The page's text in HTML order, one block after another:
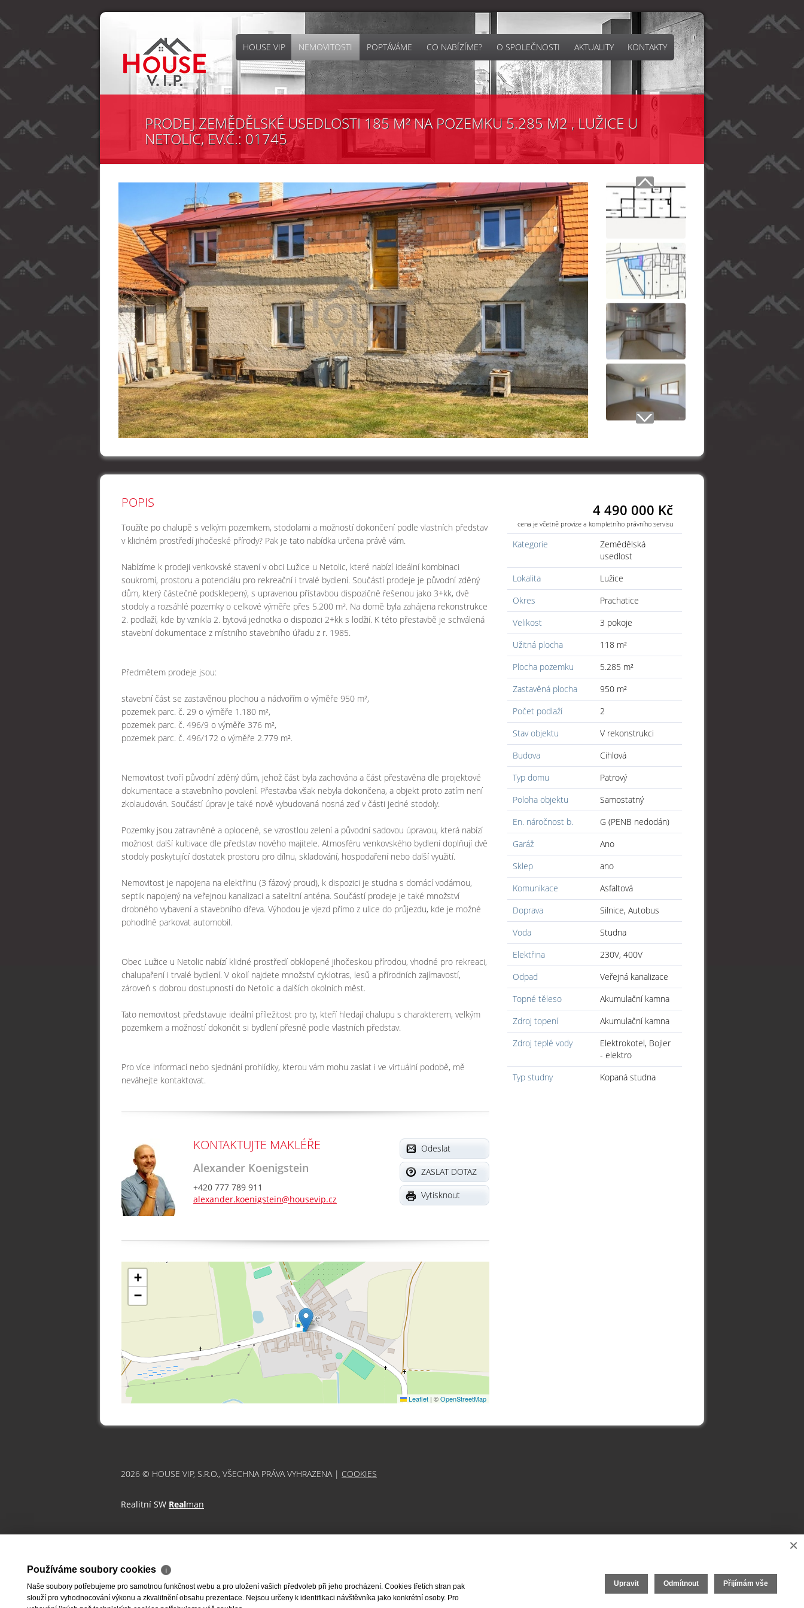
HOUSE VIP NEMOVITOSTI POPTÁVÁME CO NABÍZÍME? O SPOLEČNOSTI AKTUALITY KONTAKTY
PRODEJ ZEMĚDĚLSKÉ USEDLOSTI 185 M² NA POZEMKU 5.285 M2 , LUŽICE U
NETOLIC, EV.Č.: 01745
POPIS
Toužíte po chalupě s velkým pozemkem, stodolami a možností dokončení podle vlastních představ
v klidném prostředí jihočeské přírody? Pak je tato nabídka určena právě vám.
Nabízíme k prodeji venkovské stavení v obci Lužice u Netolic, které nabízí ideální kombinaci
soukromí, prostoru a potenciálu pro rekreační i trvalé bydlení. Součástí prodeje je původní zděný
dům, který částečně podsklepený, s upravenou přístavbou dispozičně řešenou jako 3+kk, dvě
stodoly a rozsáhlé pozemky o celkové výměře přes 5.200 m². Na domě byla zahájena rekonstrukce
2. podlaží, kde by vznikla 2. bytová jednotka o dispozici 2+kk s lodžií. K této přestavbě je schválená
stavební dokumentace z místního stavebního úřadu z r. 1985.
Předmětem prodeje jsou:
stavební část se zastavěnou plochou a nádvořím o výměře 950 m²,
pozemek parc. č. 29 o výměře 1.180 m²,
pozemek parc. č. 496/9 o výměře 376 m²,
pozemek parc. č. 496/172 o výměře 2.779 m².
Nemovitost tvoří původní zděný dům, jehož část byla zachována a část přestavěna dle projektové
dokumentace a stavebního povolení. Přestavba však nebyla dokončena, a objekt proto zatím není
zkolaudován. Součástí úprav je také nově vybudovaná nosná zeď v části jedné stodoly.
Pozemky jsou zatravněné a oplocené, se vzrostlou zelení a původní sadovou úpravou, která nabízí
možnost další kultivace dle představ nového majitele. Atmosféru venkovského bydlení doplňují dvě
stodoly poskytující dostatek prostoru pro dílnu, skladování, hospodaření nebo další využití.
Nemovitost je napojena na elektřinu (3 fázový proud), k dispozici je studna s domácí vodárnou,
septik napojený na veřejnou kanalizaci a satelitní anténa. Součástí prodeje je také množství
drobného vybavení a stavebního dřeva. Výhodou je vjezd přímo z ulice do průjezdu, kde je možné
pohodlně parkovat automobil.
Obec Lužice u Netolic nabízí klidné prostředí obklopené jihočeskou přírodou, vhodné pro rekreaci,
chalupaření i trvalé bydlení. V okolí najdete množství cyklotras, lesů a přírodních zajímavostí,
zároveň s dobrou dostupností do Netolic a dalších okolních měst.
Tato nemovitost představuje ideální příležitost pro ty, kteří hledají chalupu s charakterem, velkým
pozemkem a možností dokončit si bydlení přesně podle vlastních představ.
Pro více informací nebo sjednání prohlídky, kterou vám mohu zaslat i ve virtuální podobě, mě
neváhejte kontaktovat.
KONTAKTUJTE MAKLÉŘE
Alexander Koenigstein
+420 777 789 911
alexander.koenigstein@housevip.cz
Odeslat
ZASLAT DOTAZ
Vytisknout
+
−
Leaflet | ©OpenStreetMap
4 490 000 Kč
cena je včetně provize a kompletního právního servisu
Kategorie
Zemědělská
usedlost
Lokalita
Lužice
Okres
Prachatice
Velikost
3 pokoje
Užitná plocha
118 m²
Plocha pozemku
5.285 m²
Zastavěná plocha
950 m²
Počet podlaží
2
Stav objektu
V rekonstrukci
Budova
Cihlová
Typ domu
Patrový
Poloha objektu
Samostatný
En. náročnost b.
G (PENB nedodán)
Garáž
Ano
Sklep
ano
Komunikace
Asfaltová
Doprava
Silnice, Autobus
Voda
Studna
Elektřina
230V, 400V
Odpad
Veřejná kanalizace
Topné těleso
Akumulační kamna
Zdroj topení
Akumulační kamna
Zdroj teplé vody
Elektrokotel, Bojler
- elektro
Typ studny
Kopaná studna
2026 © HOUSE VIP, S.R.O., VŠECHNA PRÁVA VYHRAZENA | COOKIES
Realitní SW Realman
×
Používáme soubory cookies ℹ
Naše soubory potřebujeme pro samotnou funkčnost webu a pro uložení vašich předvoleb při jeho procházení. Cookies třetích stran pak
slouží pro vyhodnocování výkonu a zkvalitnění obsahu prezentace. Nejsou určeny k identifikaci návštěvníka jako konkrétní osoby. Pro
Upravit Odmítnout Přijímám vše